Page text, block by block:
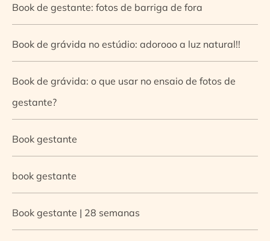
Book de gestante: fotos de barriga de fora
Book de grávida no estúdio: adorooo a luz natural!!
Book de grávida: o que usar no ensaio de fotos de
gestante?
Book gestante
book gestante
Book gestante | 28 semanas